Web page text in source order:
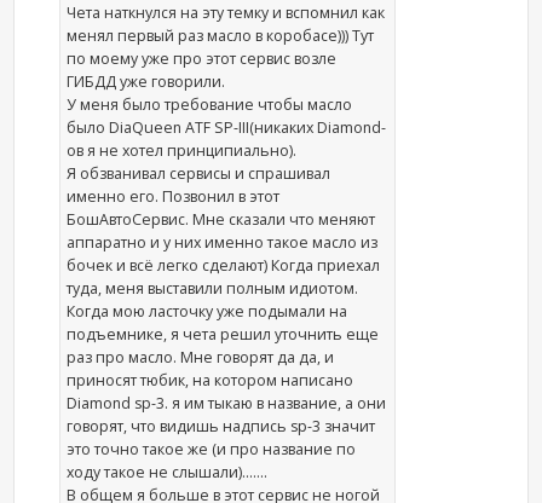
Чета наткнулся на эту темку и вспомнил как
менял первый раз масло в коробасе))) Тут
по моему уже про этот сервис возле
ГИБДД уже говорили.
У меня было требование чтобы масло
было DiaQueen ATF SP-III(никаких Diamond-
ов я не хотел принципиально).
Я обзванивал сервисы и спрашивал
именно его. Позвонил в этот
БошАвтоСервис. Мне сказали что меняют
аппаратно и у них именно такое масло из
бочек и всё легко сделают) Когда приехал
туда, меня выставили полным идиотом.
Когда мою ласточку уже подымали на
подъемнике, я чета решил уточнить еще
раз про масло. Мне говорят да да, и
приносят тюбик, на котором написано
Diamond sp-3. я им тыкаю в название, а они
говорят, что видишь надпись sp-3 значит
это точно такое же (и про название по
ходу такое не слышали).......
В общем я больше в этот сервис не ногой